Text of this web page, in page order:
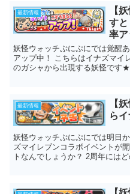
最新情報
【
す
率ア
妖怪ウォッチぷにぷにでは覚醒
アップ中！ こちらはイナズマイ
のガシャから出現する妖怪です
最新情報
【
ら
妖怪ウォッチぷにぷにでは明日
ズマイレブンコラボイベントが
トなんでしょうか？ 2周年には